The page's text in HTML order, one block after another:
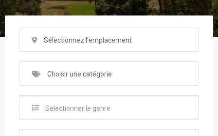
Sélectionnez l'emplacement
Choisir une catégorie
Sélectionner le genre